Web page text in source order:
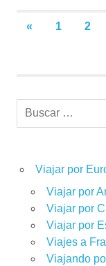
« ENTRADAS
1 2
Buscar:
Viajar por
Viajar por
Viajar por
Viajar por
Viajes a
Viajando